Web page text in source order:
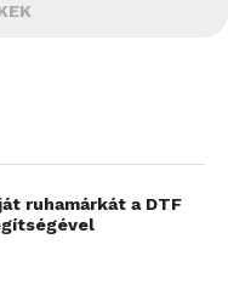
ruhamárkát a DTF